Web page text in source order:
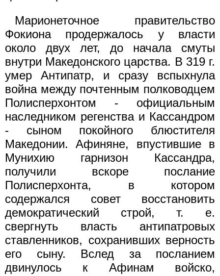
Марионеточное правительство
Фокиона продержалось у вла­сти
около двух лет, до начала смуты
внутри Македонского царст­ва. В 319 г.
умер Антипатр, и сразу вспыхнула
война между поч­тенным полководцем
Полисперхонтом - официальным
наследником регенства и Кассандром
- сыном покойного блюстителя
Македонии. Афиняне, впустившие в
Мунихию гарнизон Кассандра,
получили вскоре послание
Полисперхонта, в котором
содержался совет вос­становить
демократический строй, т. е.
свергнуть власть антипатровых
ставленников, сохранивших верность
его сыну. Вслед за посланием
двинулось к Афинам войско,